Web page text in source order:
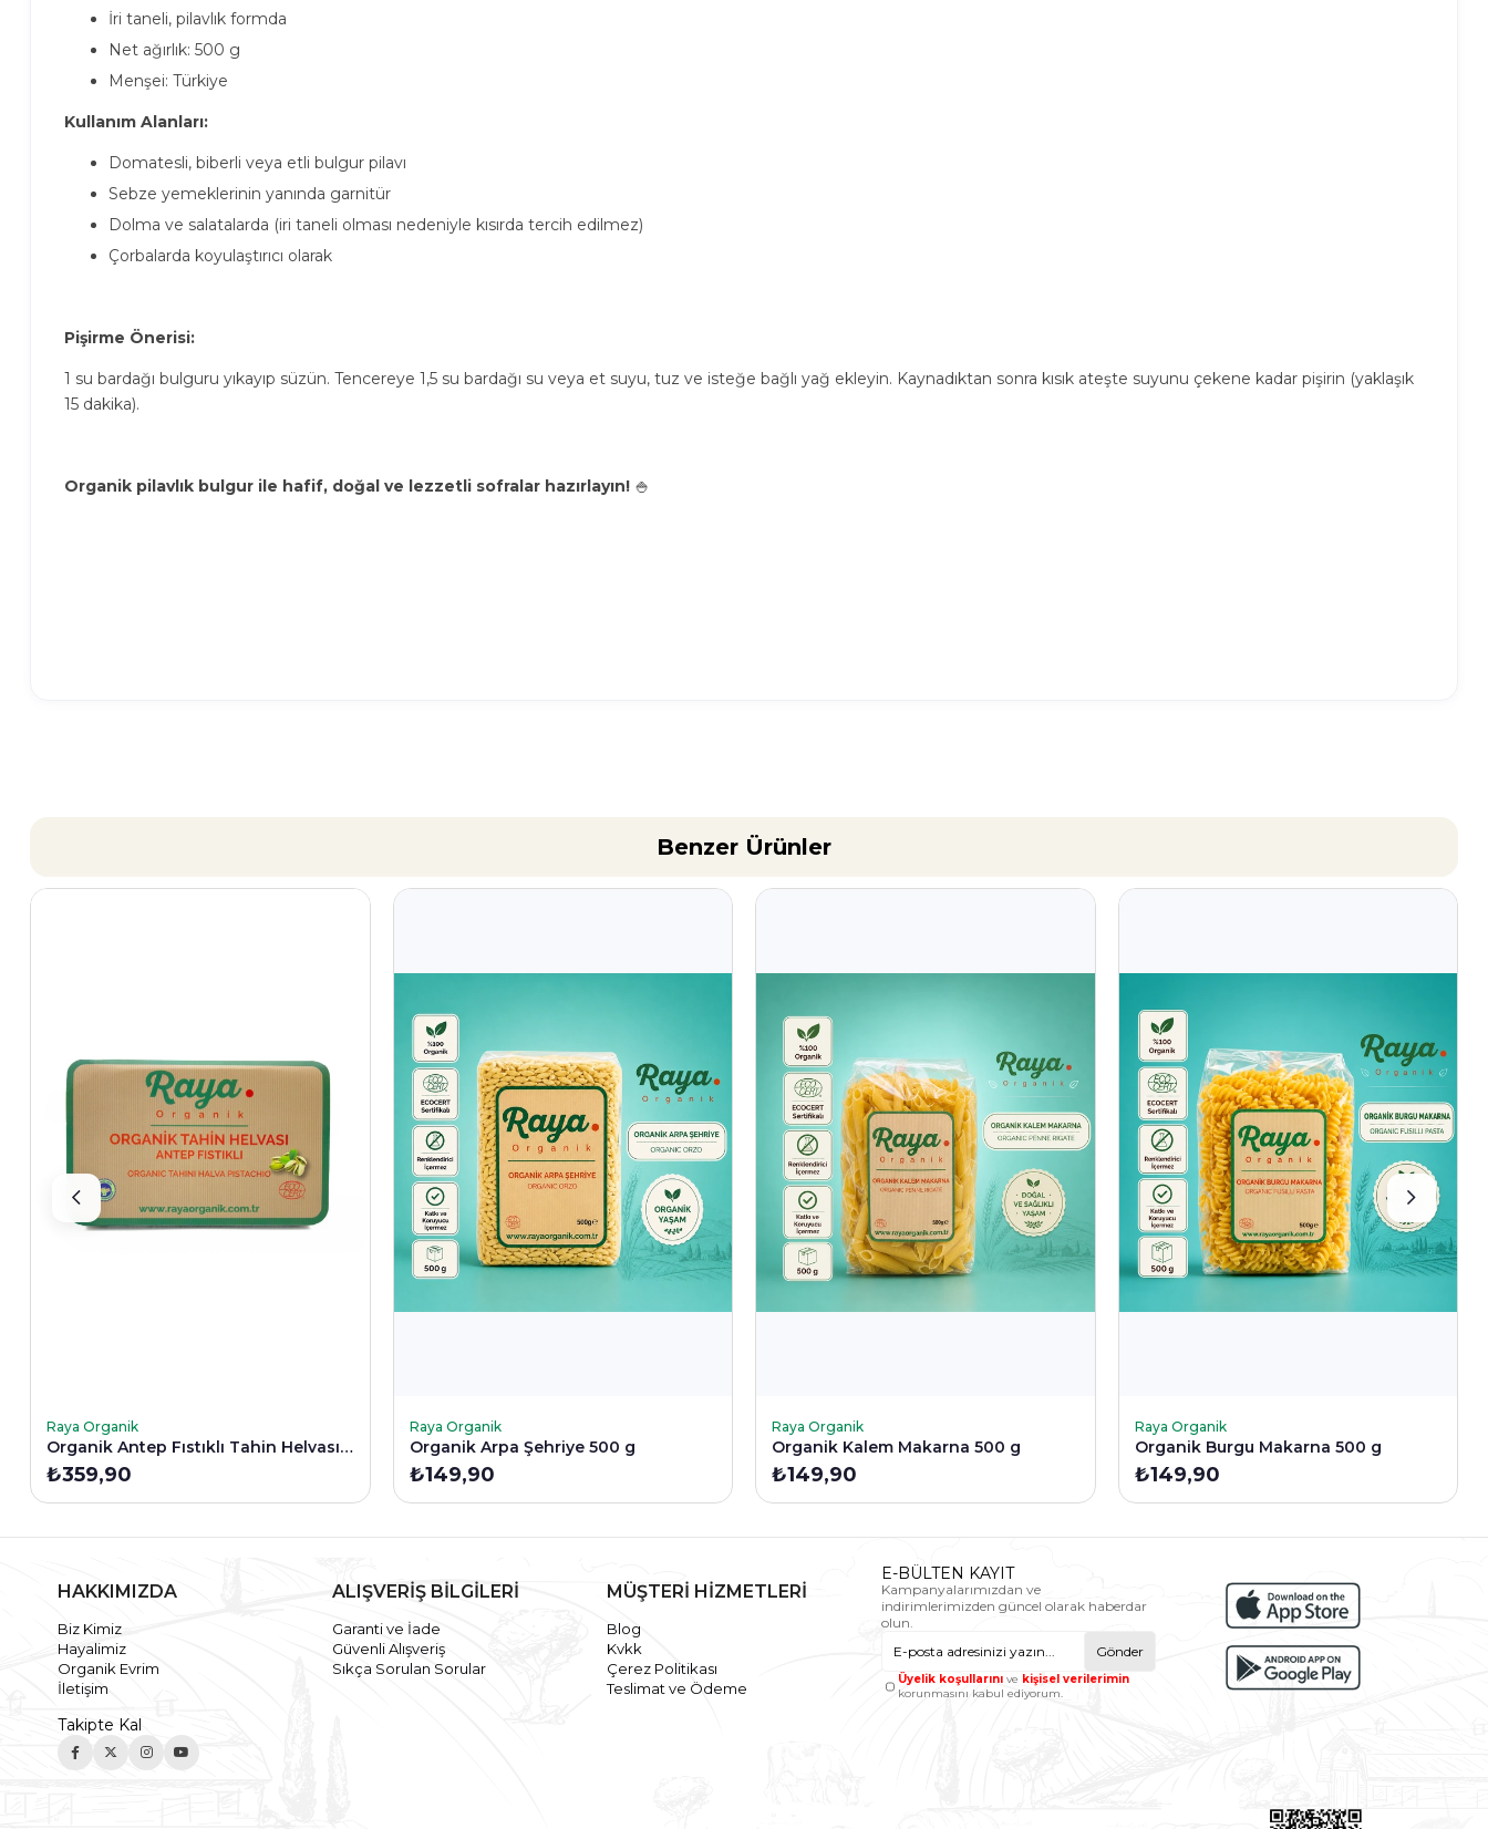
İri taneli, pilavlık formda
Net ağırlık: 500 g
Menşei: Türkiye
Kullanım Alanları:
Domatesli, biberli veya etli bulgur pilavı
Sebze yemeklerinin yanında garnitür
Dolma ve salatalarda (iri taneli olması nedeniyle kısırda tercih edilmez)
Çorbalarda koyulaştırıcı olarak
Pişirme Önerisi:
1 su bardağı bulguru yıkayıp süzün. Tencereye 1,5 su bardağı su veya et suyu, tuz ve isteğe bağlı yağ ekleyin. Kaynadıktan sonra kısık ateşte suyunu çekene kadar pişirin (yaklaşık
15 dakika).
Organik pilavlık bulgur ile hafif, doğal ve lezzetli sofralar hazırlayın! 🍚​
Benzer Ürünler
SEPETE EKLE
Raya Organik
Organik Antep Fıstıklı Tahin Helvası 200 Gr
₺359,90
SEPETE EKLE
Raya Organik
Organik Arpa Şehriye 500 g
₺149,90
SEPETE EKLE
Raya Organik
Organik Kalem Makarna 500 g
₺149,90
SEPETE EKLE
Raya Organik
Organik Burgu Makarna 500 g
₺149,90
HAKKIMIZDA
Biz Kimiz
Hayalimiz
Organik Evrim
İletişim
Takipte Kal
ALIŞVERİŞ BİLGİLERİ
Garanti ve İade
Güvenli Alışveriş
Sıkça Sorulan Sorular
MÜŞTERİ HİZMETLERİ
Blog
Kvkk
Çerez Politikası
Teslimat ve Ödeme
E-BÜLTEN KAYIT
Kampanyalarımızdan ve
indirimlerimizden güncel olarak haberdar
olun.
Gönder
Üyelik koşullarını ve kişisel verilerimin
korunmasını kabul ediyorum.